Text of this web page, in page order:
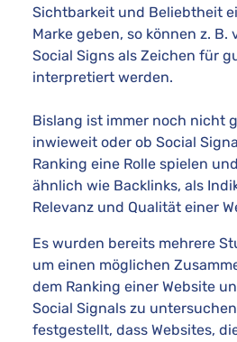
Sichtbarkeit und Beliebtheit
Marke geben, so können z. B.
Social Signs als Zeichen für
interpretiert werden.
Bislang ist immer noch nicht
inwieweit oder ob Social
Ranking eine Rolle spielen
ähnlich wie Backlinks, als
Relevanz und Qualität einer
Es wurden bereits mehrere
um einen möglichen
dem Ranking einer Website
Social Signals zu
festgestellt, dass Websites,